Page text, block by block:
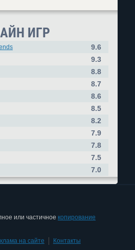
ИГР
9.6
9.3
8.8
8.7
8.6
8.5
8.2
7.9
7.8
7.5
7.0
или частичное копирование
на сайте
Контакты